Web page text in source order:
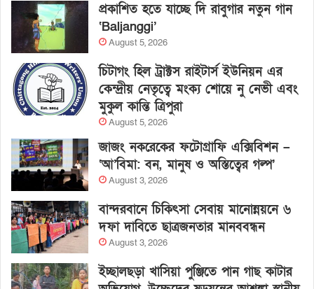
প্রকাশিত হতে যাচ্ছে দি রাবুগার নতুন গান
‘Baljanggi’
August 5, 2026
চিটাগং হিল ট্রাক্টস রাইটার্স ইউনিয়ন এর
কেন্দ্রীয় নেতৃত্বে মংক্য শোয়ে নু নেভী এবং
মুকুল কান্তি ত্রিপুরা
August 5, 2026
জাজং নকরেকের ফটোগ্রাফি এক্সিবিশন –
‘আ’বিমা: বন, মানুষ ও অস্তিত্বের গল্প’
August 3, 2026
বান্দরবানে চিকিৎসা সেবায় মানোন্নয়নে ৬
দফা দাবিতে ছাত্রজনতার মানববন্ধন
August 3, 2026
ইচ্ছালছড়া খাসিয়া পুঞ্জিতে পান গাছ কাটার